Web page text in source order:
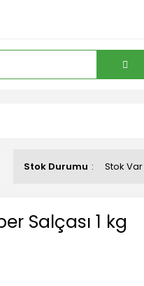
Stok Durumu Stok Var
Salçası 1 kg